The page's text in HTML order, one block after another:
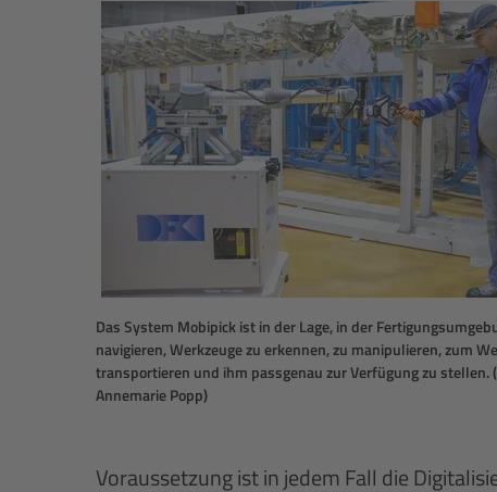
Das System Mobipick ist in der Lage, in der
navigieren, Werkzeuge zu erkennen, zu manipulieren, zum
transportieren und ihm passgenau zur Verfügung zu stellen.
Annemarie Popp)
Voraussetzung ist in jedem Fall die